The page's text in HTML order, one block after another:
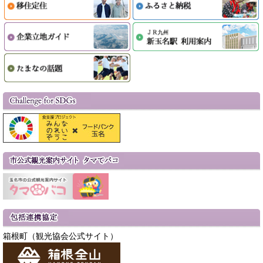
箱根町（観光協会公式サイト）